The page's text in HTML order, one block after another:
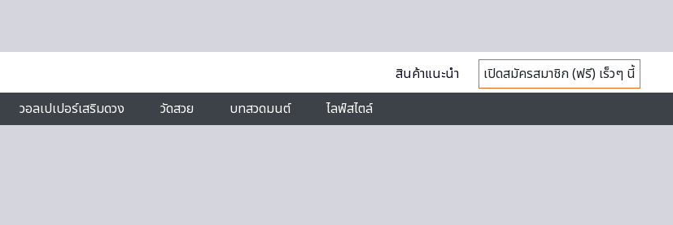
สินค้าแนะนำ
เปิดสมัครสมาชิก (ฟรี) เร็วๆ นี้
วอลเปเปอร์เสริมดวง วัดสวย บทสวดมนต์ ไลฟ์สไตล์